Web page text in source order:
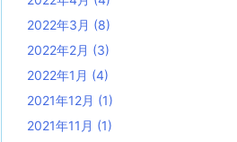
2022年3月 (8)
2022年2月 (3)
2022年1月 (4)
2021年12月 (1)
2021年11月 (1)